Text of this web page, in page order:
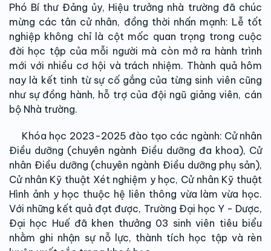
Phó Bí thư Đảng ủy, Hiệu trưởng nhà trường đã chúc
mừng các tân cử nhân, đồng thời nhấn mạnh: Lễ tốt
nghiệp không chỉ là cột mốc quan trọng trong cuộc
đời học tập của mỗi người mà còn mở ra hành trình
mới với nhiều cơ hội và trách nhiệm. Thành quả hôm
nay là kết tinh từ sự cố gắng của từng sinh viên cũng
như sự đồng hành, hỗ trợ của đội ngũ giảng viên, cán
bộ Nhà trường.
Khóa học 2023-2025 đào tạo các ngành: Cử nhân
Điều dưỡng (chuyên ngành Điều dưỡng đa khoa), Cử
nhân Điều dưỡng (chuyên ngành Điều dưỡng phụ sản),
Cử nhân Kỹ thuật Xét nghiệm y học, Cử nhân Kỹ thuật
Hình ảnh y học thuộc hệ liên thông vừa làm vừa học.
Với những kết quả đạt được, Trường Đại học Y - Dược,
Đại học Huế đã khen thưởng 03 sinh viên tiêu biểu
nhằm ghi nhận sự nỗ lực, thành tích học tập và rèn